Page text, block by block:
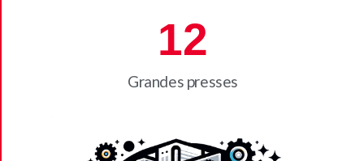
Grandes presses
12